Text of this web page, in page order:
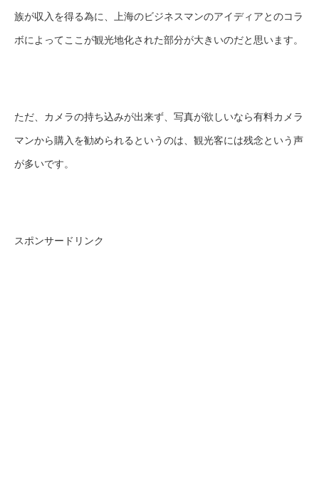
族が収入を得る為に、上海のビジネスマンのアイディアとのコラ
ボによってここが観光地化された部分が大きいのだと思います。
ただ、カメラの持ち込みが出来ず、写真が欲しいなら有料カメラ
マンから購入を勧められるというのは、観光客には残念という声
が多いです。
スポンサードリンク